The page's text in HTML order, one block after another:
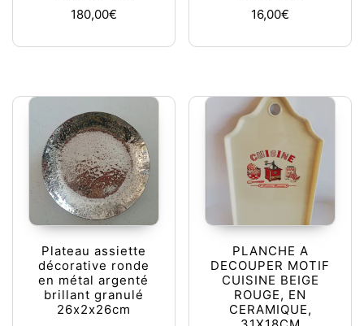
180,00€
16,00€
Plateau assiette
décorative ronde
en métal argenté
brillant granulé
26x2x26cm
PLANCHE A
DECOUPER MOTIF
CUISINE BEIGE
ROUGE, EN
CERAMIQUE,